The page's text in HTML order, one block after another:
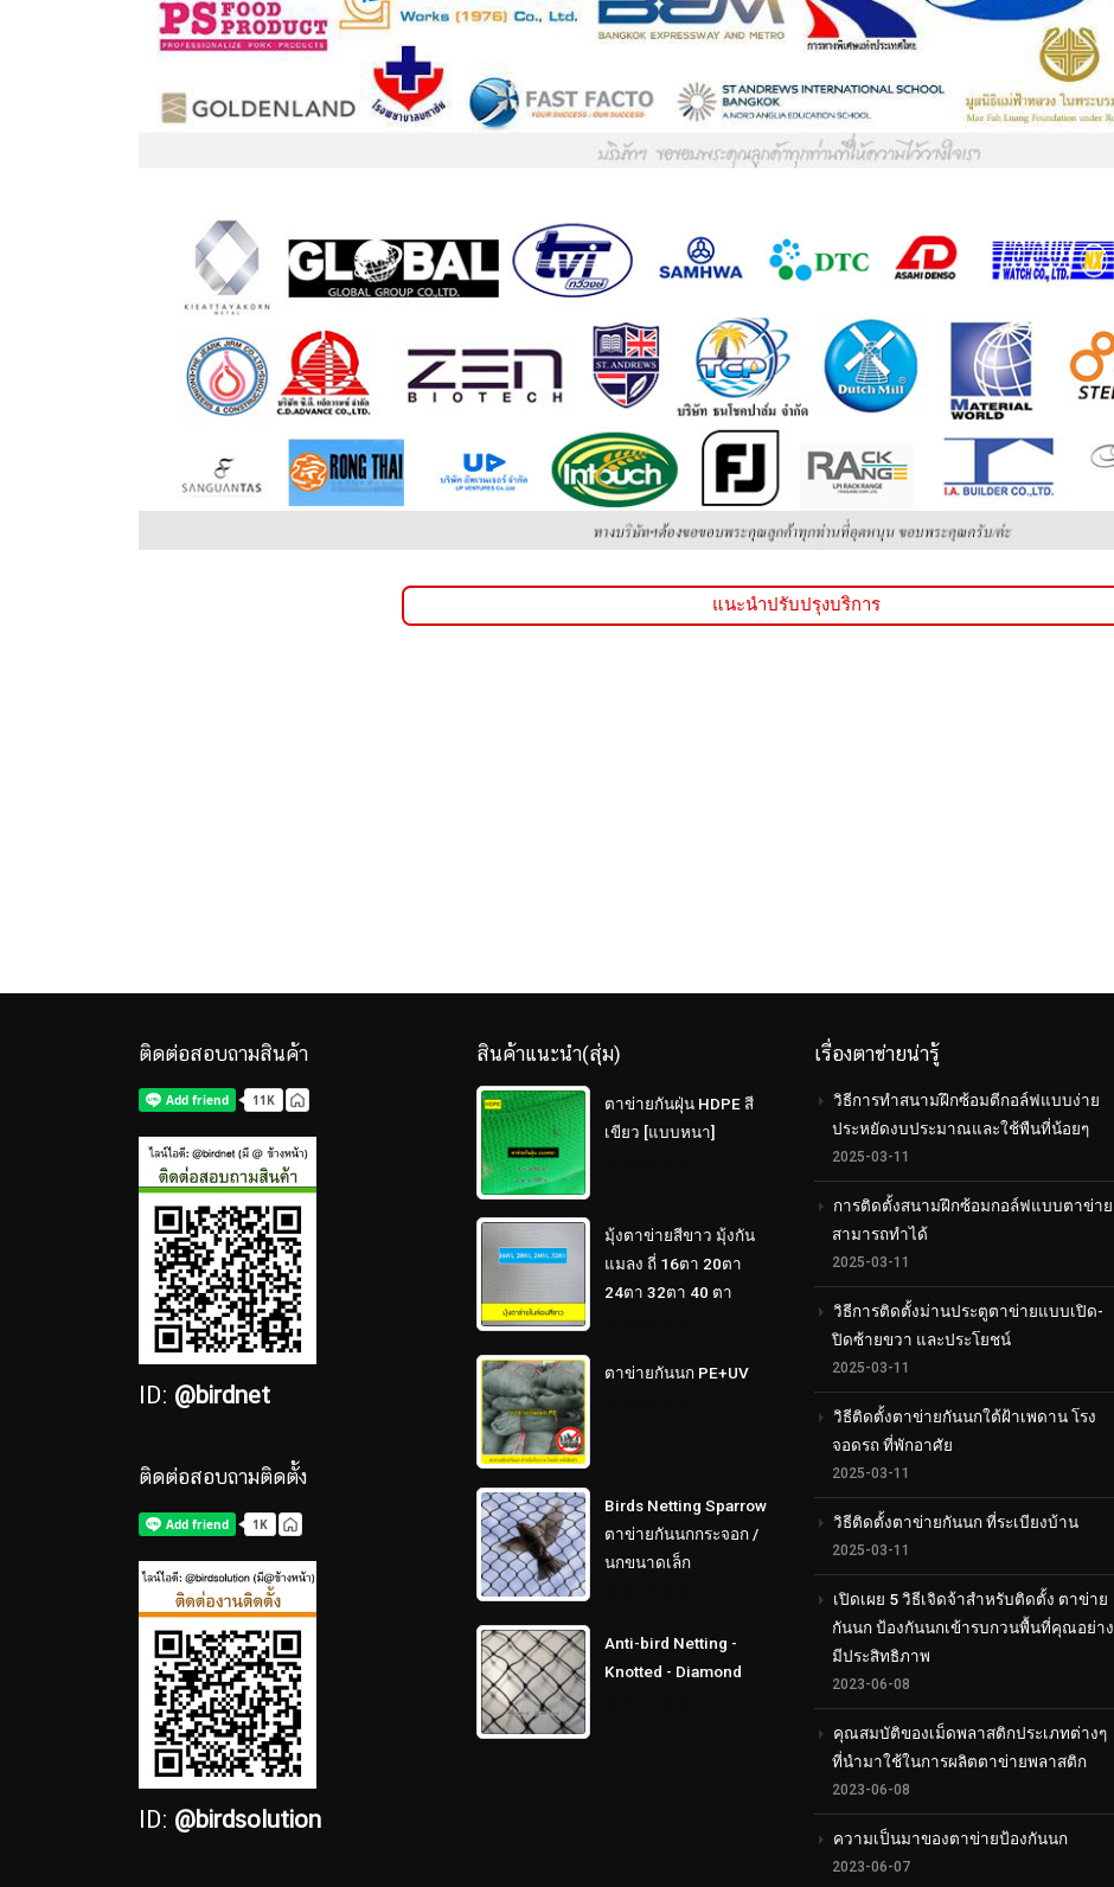
แนะนำปรับปรุงบริการ
ติดต่อสอบถามสินค้า
ID: @birdnet
ติดต่อสอบถามติดตั้ง
ID: @birdsolution
สินค้าแนะนำ(สุ่ม)
ตาข่ายกันฝุ่น HDPE สี
เขียว [แบบหนา]
5
มุ้งตาข่ายสีขาว มุ้งกัน
แมลง ถี่ 16ตา 20ตา
24ตา 32ตา 40 ตา
of
ตาข่ายกันนก PE+UV
Birds Netting Sparrow
ตาข่ายกันนกกระจอก /
นกขนาดเล็ก
of
Anti-bird Netting -
Knotted - Diamond
เรื่องตาข่ายน่ารู้
วิธีการทำสนามฝึกซ้อมตีกอล์ฟแบบง่าย
ประหยัดงบประมาณและใช้พืนที่น้อยๆ
2025-03-11
การติดตั้งสนามฝึกซ้อมกอล์ฟแบบตาข่าย
สามารถทำได้
2025-03-11
วิธีการติดตั้งม่านประตูตาข่ายแบบเปิด-
ปิดซ้ายขวา และประโยชน์
2025-03-11
วิธีติดตั้งตาข่ายกันนกใต้ฝ้าเพดาน โรง
จอดรถ ที่พักอาศัย
2025-03-11
วิธีติดตั้งตาข่ายกันนก ที่ระเบียงบ้าน
2025-03-11
เปิดเผย 5 วิธีเจิดจ้าสำหรับติดตั้ง ตาข่าย
กันนก ป้องกันนกเข้ารบกวนพื้นที่คุณอย่าง
มีประสิทธิภาพ
2023-06-08
คุณสมบัติของเม็ดพลาสติกประเภทต่างๆ
ที่นำมาใช้ในการผลิตตาข่ายพลาสติก
2023-06-08
ความเป็นมาของตาข่ายป้องกันนก
2023-06-07